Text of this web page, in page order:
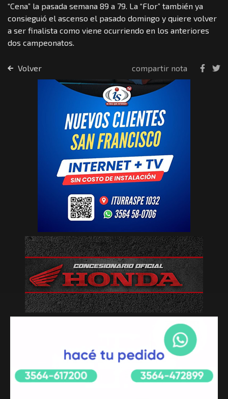
“Cena” la pasada semana 89 a 79. La “Flor” también ya
consieguió el ascenso el pasado domingo y quiere volver
a ser finalista como viene ocurriendo en los anteriores
dos campeonatos.
Volver compartir nota